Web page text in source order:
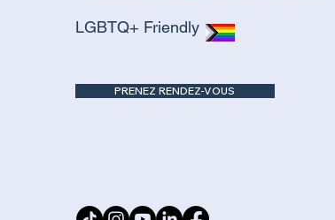
LGBTQ+ Friendly
PRENEZ RENDEZ-VOUS